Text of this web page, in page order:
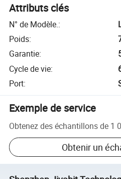
Attributs clés
N° de Modèle.:
Poids:
Garantie:
Cycle de vie:
Port:
Exemple de service
Obtenez des échantillons de 1
Obtenir un